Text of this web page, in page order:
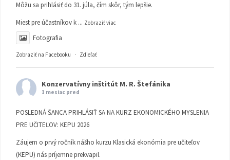
Môžu sa prihlásiť do 31. júla, čím skôr, tým lepšie.
Miest pre účastníkov k ... Zobraziť viac
Fotografia
Zobraziť na Facebooku · Zdieľať
Konzervatívny inštitút M. R. Štefánika
1 mesiac pred
POSLEDNÁ ŠANCA PRIHLÁSIŤ SA NA KURZ EKONOMICKÉHO MYSLENIA
PRE UČITEĽOV: KEPU 2026
Záujem o prvý ročník nášho kurzu Klasická ekonómia pre učiteľov
(KEPU) nás príjemne prekvapil.